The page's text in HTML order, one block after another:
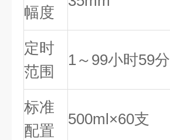
幅度
定时
范围
1～99小时59分
标准
配置
500ml×60支